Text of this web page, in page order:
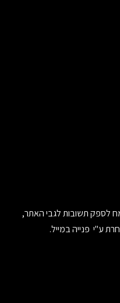
לספק תשובות לגבי האתר,
ע"י פנייה במייל.